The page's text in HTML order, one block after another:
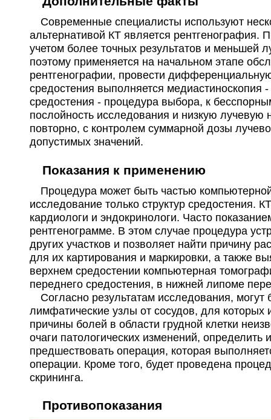
MedSwiss в Жуковке
Московская область; Рублево-Успенское шоссе, д. 123Б; м. Крылатское
+7(343
МЦ Здоровье 365 на Кузнечной
Екатеринбург; ул. Кузнечная, д. 83; м. Динамо
+7(495
GMS Clinic на 2-й Ямской
Москва; ул. 2-я Ямская, д. 9 ; м. Марьина Роща
+7(495
GMS Clinic в 1-м Николощеповском
переулке
Москва; 1-й Николощеповский пер., д. 6, стр. 1; м. Смоленская
Медицина Северной Столицы в
Санкт-Петербург; Кузнечный пер., д. 2; м. Владимирская
+7(495
Центр В.И. Дикуля на Миклухо-Маклая
Москва; ул. Миклухо-Маклая, д. 44А; м. Беляево
+7(499
Магнит на 6-й Красноармейской
Санкт-Петербург; ул. 6-ая Красноармейская, д. 7; м. Технологический
+7(499
Академия МРТ на проспекте Энгельса
Санкт-Петербург; пр-т Энгельса, д. 133, корп. 1 ; м. Проспект Просвещения
Ещё клиник -186.Используйте
Современные специалисты используют
альтернативой КТ является рентгенография.
учетом более точных результатов и меньшей
поэтому применяется на начальном этапе
рентгенографии, провести
средостения выполняется
средостения - процедура выбора, к
послойность исследования и низкую лучевую
повторно, с контролем суммарной дозы
допустимых значений.
Показания к применению
Процедура может быть частью
исследование только структур средостения.
кардиологи и эндокринологи. Часто
рентгенограмме. В этом случае процедура
других участков и позволяет найти причину
для их картирования и маркировки, а также
верхнем средостении компьютерная
переднего средостения, в нижней липоме
Согласно результатам исследования,
лимфатические узлы от сосудов, для
причины болей в области грудной клетки
очаги патологических изменений, определить
предшествовать операция, которая
операции. Кроме того, будет проведена
скрининга.
Противопоказания